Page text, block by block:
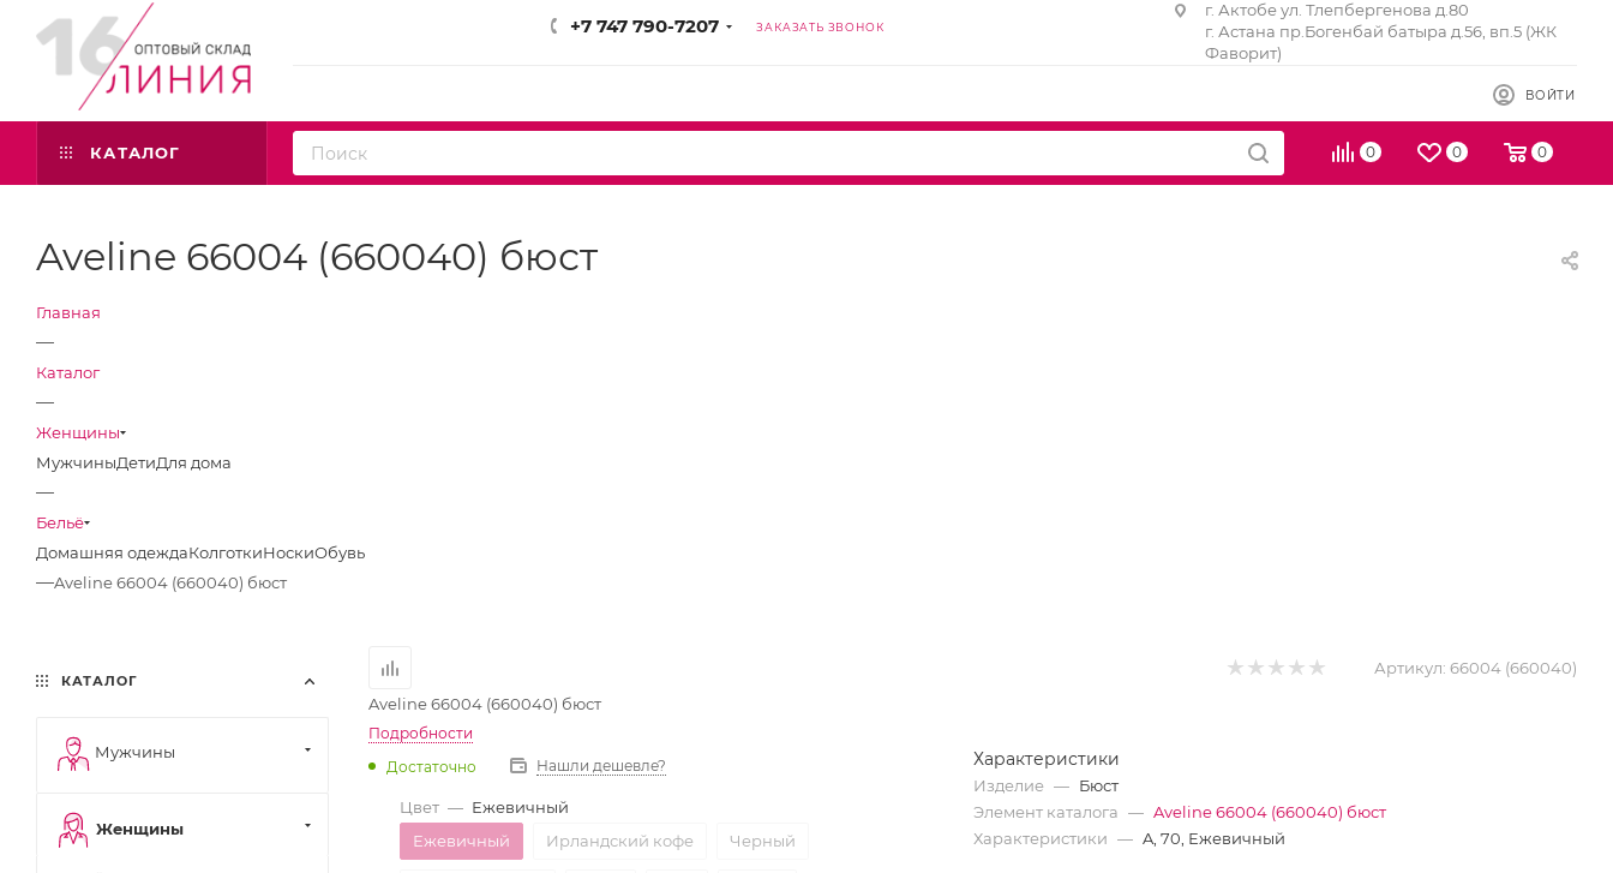
+7 747 790-7207 ЗАКАЗАТЬ ЗВОНОК
г. Актобе ул. Тлепбергенова д.80
г. Астана пр.Богенбай батыра д.56, вп.5 (ЖК
Фаворит)
ВОЙТИ
0 0 0
КАТАЛОГ
Aveline 66004 (660040) бюст
Главная
—
Каталог
—
Женщины
МужчиныДетиДля дома
—
Бельё
Домашняя одеждаКолготкиНоскиОбувь
—Aveline 66004 (660040) бюст
Артикул: 66004 (660040)
Aveline 66004 (660040) бюст
Подробности
Достаточно
Нашли дешевле?
Цвет — Ежевичный
Ежевичный
Ирландский кофе Черный
Характеристики
Изделие — Бюст
Элемент каталога — Aveline 66004 (660040) бюст
Характеристики — A, 70, Ежевичный
КАТАЛОГ
Мужчины
Женщины